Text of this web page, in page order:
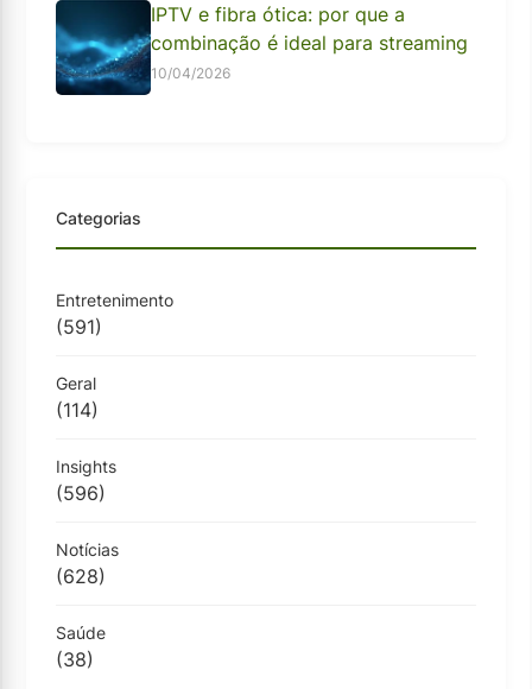
IPTV e fibra ótica: por que a
combinação é ideal para streaming
10/04/2026
Categorias
Entretenimento
(591)
Geral
(114)
Insights
(596)
Notícias
(628)
Saúde
(38)